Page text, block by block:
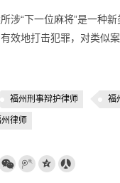
涉“下一位麻将”是一种
效地打击犯罪，对类似
福州刑事辩护律师 福
律师